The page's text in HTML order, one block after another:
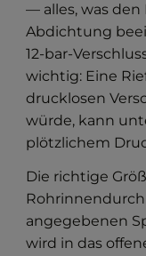
— alles, was
Abdichtung
12-bar-
wichtig: Eine
drucklosen
würde, kann
plötzlichem
Die richtige
angegebenen
wird in das